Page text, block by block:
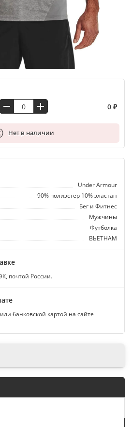
0 ₽
Нет в наличии
В корзину
Under Armour
90% полиэстер 10% эластан
Бег и Фитнес
Мужчины
Футболка
ВЬЕТНАМ
почтой России.
банковской картой на сайте